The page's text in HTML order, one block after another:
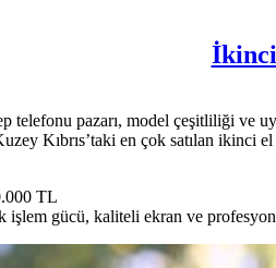
İkinci
telefonu pazarı, model çeşitliliği ve
Kıbrıs’taki en çok satılan ikinci
TL
gücü, kaliteli ekran ve